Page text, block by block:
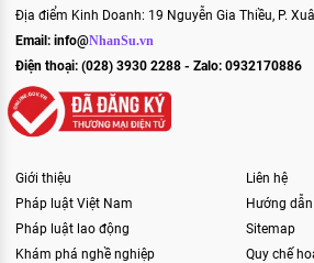
Địa điểm Kinh Doanh: 19 Nguyễn Gia Thiều, P.
Email: info@NhanSu.vn
Điện thoại: (028) 3930 2288 - Zalo: 0932170886
Giới thiệu
Pháp luật Việt Nam
Pháp luật lao động
Khám phá nghề nghiệp
Liên hệ
Hướng
Sitemap
Quy chế